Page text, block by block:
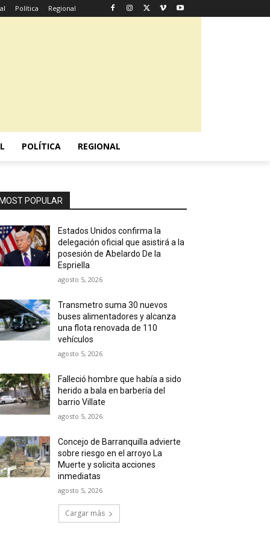
Política Regional
POLÍTICA REGIONAL
MOST POPULAR
Estados Unidos confirma la
delegación oficial que asistirá a la
posesión de Abelardo De la
Espriella
agosto 5, 2026
Transmetro suma 30 nuevos
buses alimentadores y alcanza
una flota renovada de 110
vehículos
agosto 5, 2026
Falleció hombre que había a sido
herido a bala en barbería del
barrio Villate
agosto 5, 2026
Concejo de Barranquilla advierte
sobre riesgo en el arroyo La
Muerte y solicita acciones
inmediatas
agosto 5, 2026
Cargar más